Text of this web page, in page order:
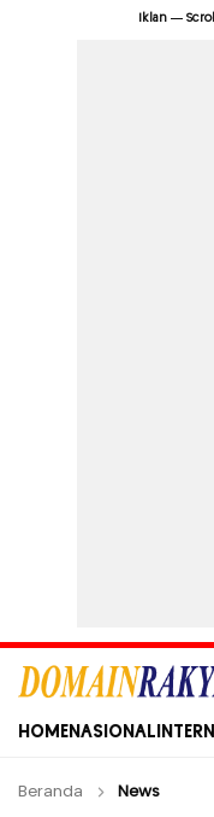
Iklan —
Domain Rakyat
Berita Hari Ini Terkini
HOME NASIONAL
Beranda News